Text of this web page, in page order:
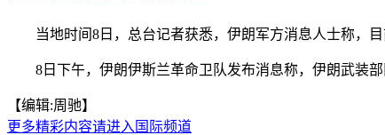
当地时间8日，总台记者获悉，伊朗军方消息人士称，目
8日下午，伊朗伊斯兰革命卫队发布消息称，伊朗武装部
【编辑:周驰】
更多精彩内容请进入国际频道